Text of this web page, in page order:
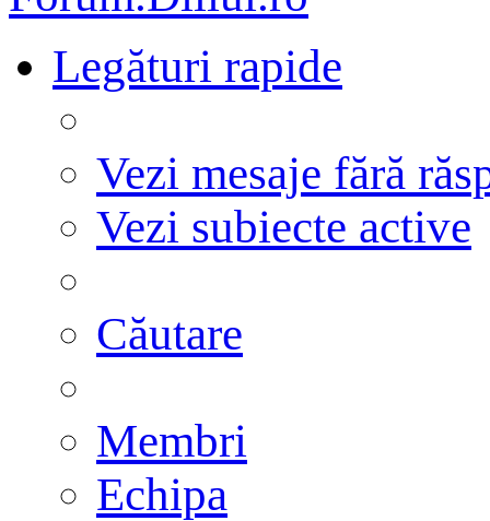
Legături rapide
Vezi mesaje fără
Vezi subiecte active
Căutare
Membri
Echipa